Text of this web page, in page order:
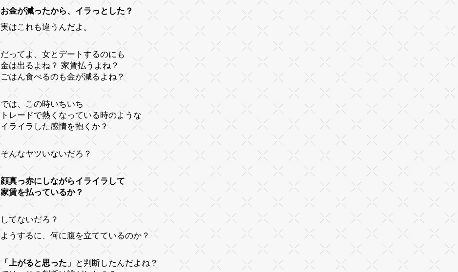
お金が減ったから、イラっとした？
実はこれも違うんだよ。
だってよ、女とデートするのにも
金は出るよね？ 家賃払うよね？
ごはん食べるのも金が減るよね？
では、この時いちいち
トレードで熱くなっている時のような
イライラした感情を抱くか？
そんなヤツいないだろ？
顔真っ赤にしながらイライラして
家賃を払っているか？
してないだろ？
ようするに、何に腹を立てているのか？
「上がると思った」
と判断したんだよね？